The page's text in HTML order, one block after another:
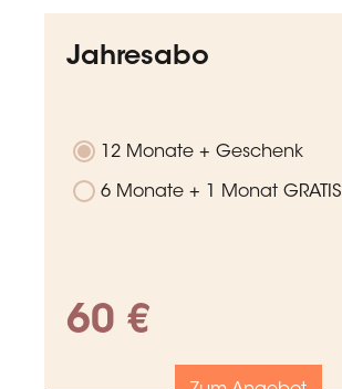
Jahresabo
12 Monate + Geschenk
6 Monate + 1 Monat GRATIS
60 €